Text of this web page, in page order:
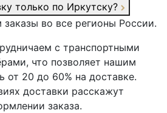
только по Иркутску?
во все регионы России.
с транспортными
что позволяет нашим
от 20 до 60% на доставке.
доставки расскажут
заказа.